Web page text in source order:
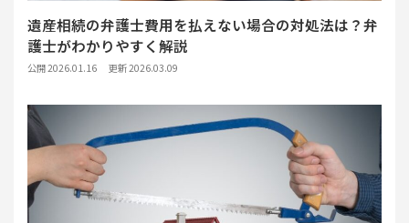
遺産相続の弁護士費用を払えない場合の対処法は？弁
護士がわかりやすく解説
公開 2026.01.16 更新 2026.03.09